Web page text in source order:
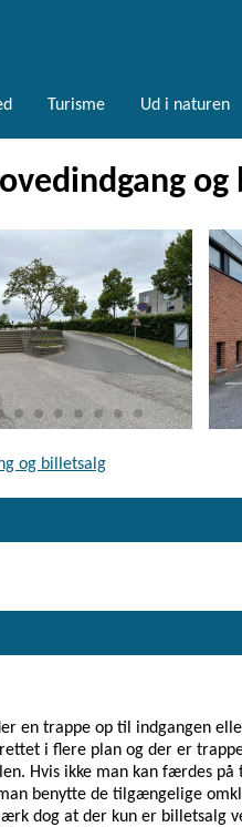
Turisme Ud i naturen
og billetsalg
en trappe op til indgangen
i flere plan og der er
Hvis ikke man kan færdes på
benytte de tilgængelige
dog at der kun er billetsalg